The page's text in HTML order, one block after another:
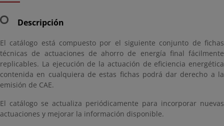
Descripción
El catálogo está compuesto por el siguiente conjunto de fichas
técnicas de actuaciones de ahorro de energía final fácilmente
replicables. La ejecución de la actuación de eficiencia energética
contenida en cualquiera de estas fichas podrá dar derecho a la
emisión de CAE.
El catálogo se actualiza periódicamente para incorporar nuevas
actuaciones y mejorar la información disponible.